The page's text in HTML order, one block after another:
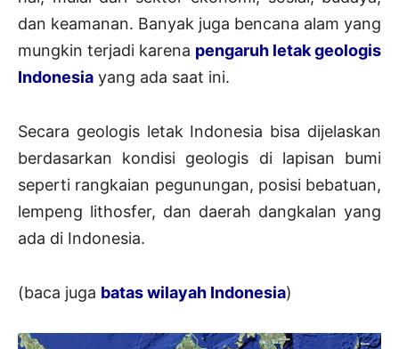
dan keamanan. Banyak juga bencana alam yang
mungkin terjadi karena pengaruh letak geologis
Indonesia yang ada saat ini.
Secara geologis letak Indonesia bisa dijelaskan
berdasarkan kondisi geologis di lapisan bumi
seperti rangkaian pegunungan, posisi bebatuan,
lempeng lithosfer, dan daerah dangkalan yang
ada di Indonesia.
(baca juga batas wilayah Indonesia)